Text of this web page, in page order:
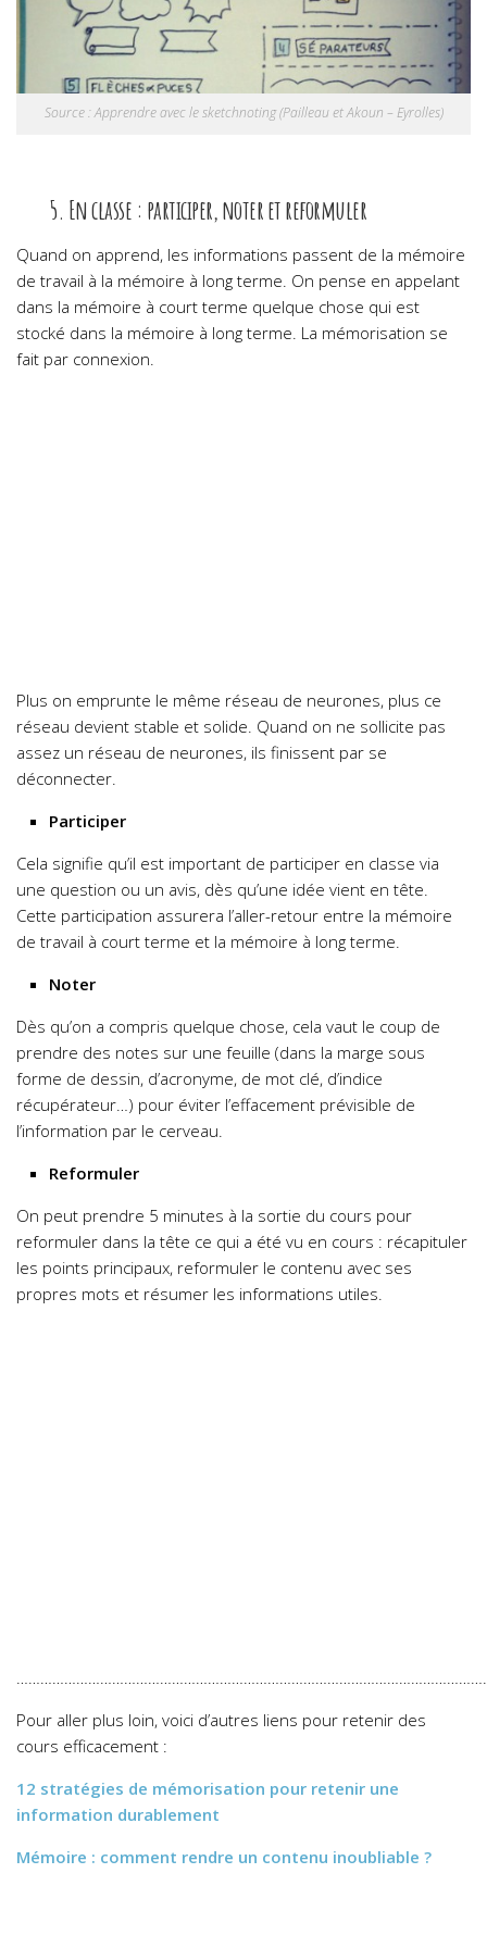
Source : Apprendre avec le sketchnoting (Pailleau et Akoun – Eyrolles)
5. En classe : participer, noter et reformuler
Quand on apprend, les informations passent de la mémoire
de travail à la mémoire à long terme. On pense en appelant
dans la mémoire à court terme quelque chose qui est
stocké dans la mémoire à long terme. La mémorisation se
fait par connexion.
Plus on emprunte le même réseau de neurones, plus ce
réseau devient stable et solide. Quand on ne sollicite pas
assez un réseau de neurones, ils finissent par se
déconnecter.
Participer
Cela signifie qu’il est important de participer en classe via
une question ou un avis, dès qu’une idée vient en tête.
Cette participation assurera l’aller-retour entre la mémoire
de travail à court terme et la mémoire à long terme.
Noter
Dès qu’on a compris quelque chose, cela vaut le coup de
prendre des notes sur une feuille (dans la marge sous
forme de dessin, d’acronyme, de mot clé, d’indice
récupérateur…) pour éviter l’effacement prévisible de
l’information par le cerveau.
Reformuler
On peut prendre 5 minutes à la sortie du cours pour
reformuler dans la tête ce qui a été vu en cours : récapituler
les points principaux, reformuler le contenu avec ses
propres mots et résumer les informations utiles.
Pour aller plus loin, voici d’autres liens pour retenir des
cours efficacement :
12 stratégies de mémorisation pour retenir une
information durablement
Mémoire : comment rendre un contenu inoubliable ?